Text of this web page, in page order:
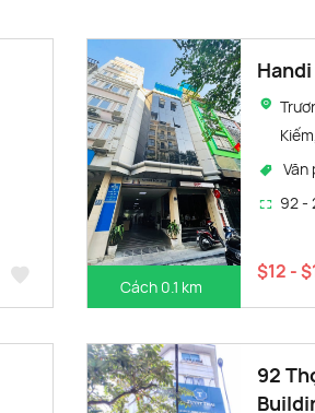
Cách 0.1 km
Văn
92 -
$12 -
92